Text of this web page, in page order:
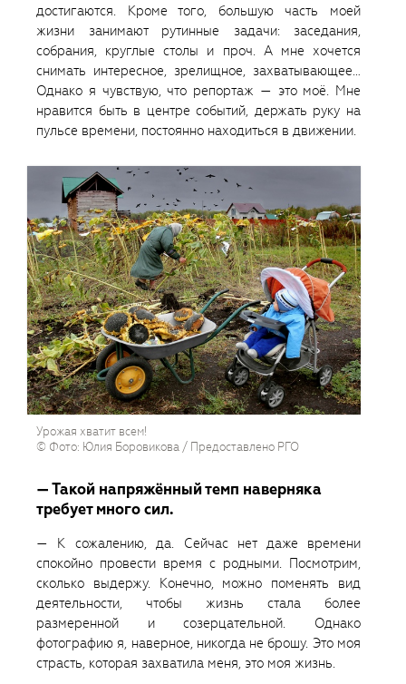
достигаются. Кроме того, большую часть моей
жизни занимают рутинные задачи: заседания,
собрания, круглые столы и проч. А мне хочется
снимать интересное, зрелищное, захватывающее…
Однако я чувствую, что репортаж — это моё. Мне
нравится быть в центре событий, держать руку на
пульсе времени, постоянно находиться в движении.
Урожая хватит всем!
© Фото: Юлия Боровикова / Предоставлено РГО
— Такой напряжённый темп наверняка
требует много сил.
— К сожалению, да. Сейчас нет даже времени
спокойно провести время с родными. Посмотрим,
сколько выдержу. Конечно, можно поменять вид
деятельности, чтобы жизнь стала более
размеренной и созерцательной. Однако
фотографию я, наверное, никогда не брошу. Это моя
страсть, которая захватила меня, это моя жизнь.